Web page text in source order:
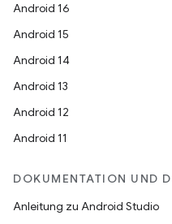
Android 16
Android 15
Android 14
Android 13
Android 12
Android 11
DOKUMENTATION UND
Anleitung zu Android Studio